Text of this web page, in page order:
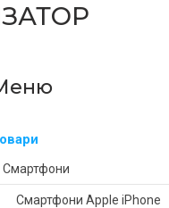
Смартфони
Смартфони Apple iPhone